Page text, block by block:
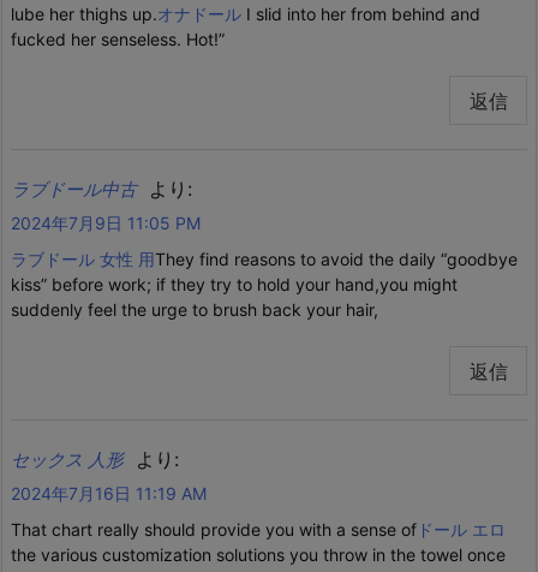
lube her thighs up.オナドール I slid into her from behind and
fucked her senseless. Hot!”
返信
ラブドール中古 より:
2024年7月9日 11:05 PM
ラブドール 女性 用They find reasons to avoid the daily “goodbye
kiss” before work; if they try to hold your hand,you might
suddenly feel the urge to brush back your hair,
返信
セックス 人形 より:
2024年7月16日 11:19 AM
That chart really should provide you with a sense of ドール エロ
the various customization solutions you throw in the towel once